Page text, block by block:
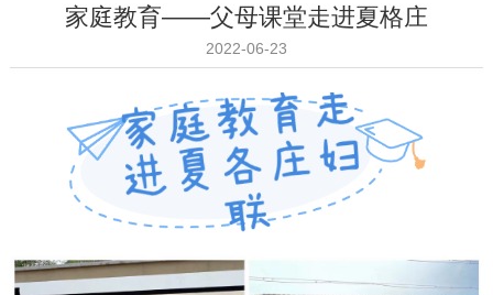
家庭教育——父母课堂走进夏格庄
2022-06-23